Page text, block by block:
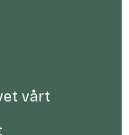
vårt